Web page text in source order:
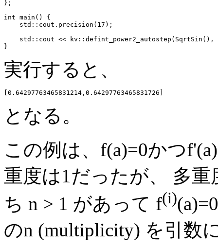
};
int main() {
    std::cout.precision(17);
std::cout <<
実行すると、
となる。
この例は、f(a)=0かつ
重度は1だったが、 多
ち n > 1 があって f(i)
のn (multiplicity) を引数